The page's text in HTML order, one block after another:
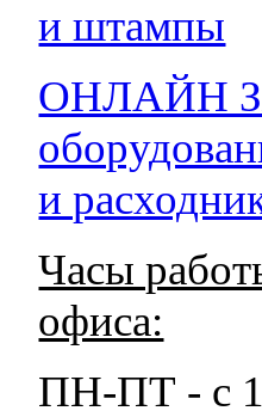
и штампы
ОНЛАЙН
и
Часы
офиса:
ПН-ПТ - с